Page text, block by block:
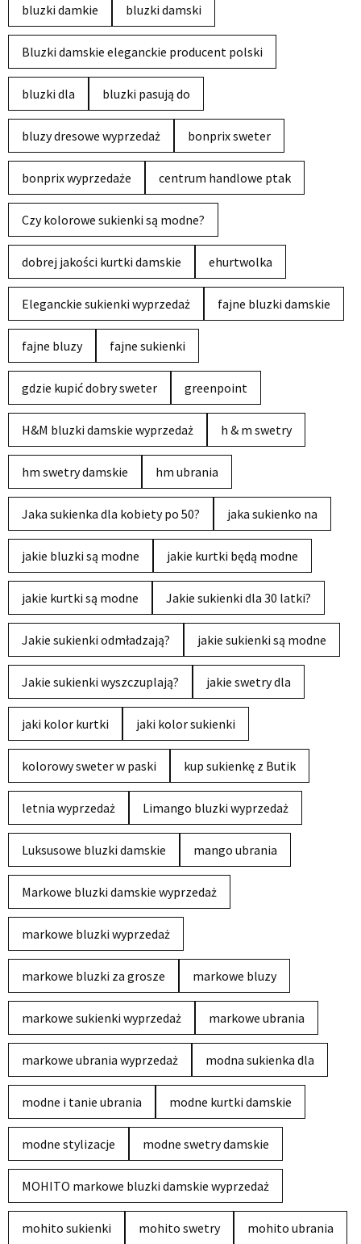
bluzki damkie bluzki damski
Bluzki damskie eleganckie producent polski
bluzki dla bluzki pasują do
bluzy dresowe wyprzedaż bonprix sweter
bonprix wyprzedaże centrum handlowe ptak
Czy kolorowe sukienki są modne?
dobrej jakości kurtki damskie ehurtwolka
Eleganckie sukienki wyprzedaż fajne bluzki damskie
fajne bluzy fajne sukienki
gdzie kupić dobry sweter greenpoint
H&M bluzki damskie wyprzedaż h & m swetry
hm swetry damskie hm ubrania
Jaka sukienka dla kobiety po 50? jaka sukienko na
jakie bluzki są modne jakie kurtki będą modne
jakie kurtki są modne Jakie sukienki dla 30 latki?
Jakie sukienki odmładzają? jakie sukienki są modne
Jakie sukienki wyszczuplają? jakie swetry dla
jaki kolor kurtki jaki kolor sukienki
kolorowy sweter w paski kup sukienkę z Butik
letnia wyprzedaż Limango bluzki wyprzedaż
Luksusowe bluzki damskie mango ubrania
Markowe bluzki damskie wyprzedaż
markowe bluzki wyprzedaż
markowe bluzki za grosze markowe bluzy
markowe sukienki wyprzedaż markowe ubrania
markowe ubrania wyprzedaż modna sukienka dla
modne i tanie ubrania modne kurtki damskie
modne stylizacje modne swetry damskie
MOHITO markowe bluzki damskie wyprzedaż
mohito sukienki mohito swetry mohito ubrania